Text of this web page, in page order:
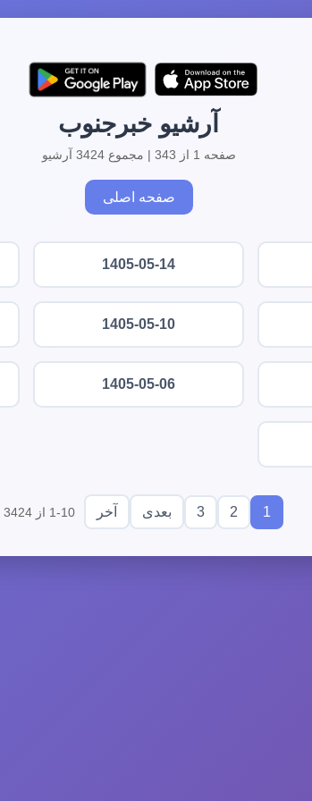
آرشیو خبرجنوب
صفحه 1 از 343 | مجموع 3424 آرشیو
صفحه اصلی
1405-05-14
1405-05-10
1405-05-06
1
2
3 بعدی آخر 1-10 از 3424